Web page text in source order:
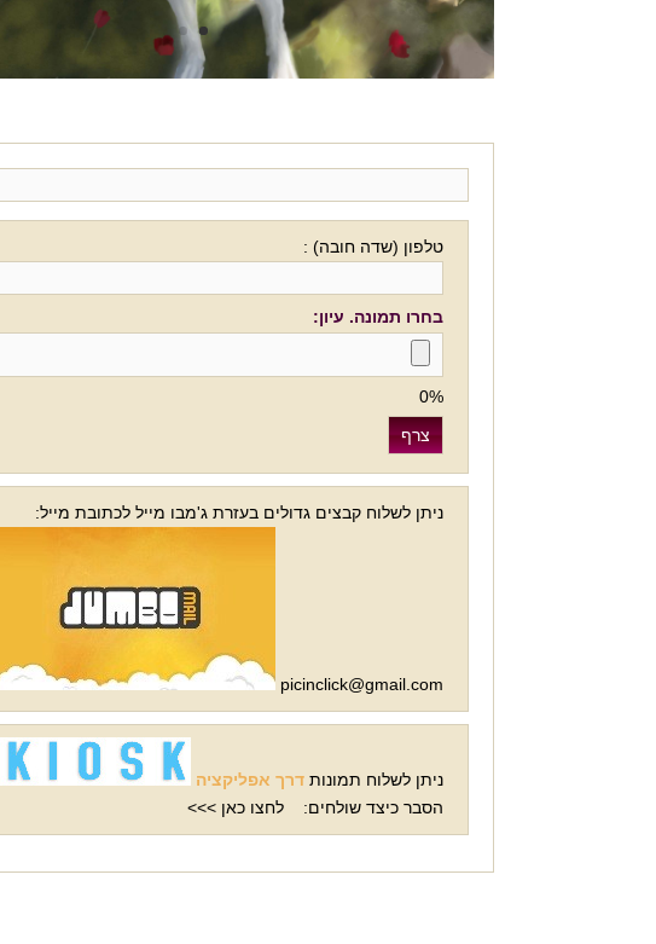
טלפון (שדה חובה) :
בחרו תמונה. עיון:
0%
ניתן לשלוח קבצים גדולים בעזרת ג'מבו מייל לכתובת מייל:
picinclick@gmail.com
ניתן לשלוח תמונותדרך אפליקציה
הסבר כיצד שולחים:לחצו כאן >>>